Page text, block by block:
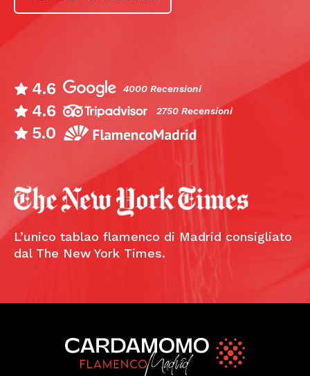
4.6 4000 Recensioni
4.6 2750 Recensioni
5.0
L’unico tablao flamenco di Madrid consigliato
dal The New York Times.